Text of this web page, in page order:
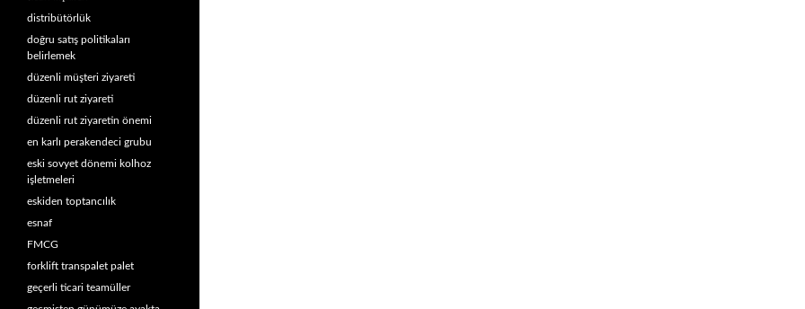
distribütörlük
doğru satış politikaları
belirlemek
düzenli müşteri ziyareti
düzenli rut ziyareti
düzenli rut ziyaretin önemi
en karlı perakendeci grubu
eski sovyet dönemi kolhoz
işletmeleri
eskiden toptancılık
esnaf
FMCG
forklift transpalet palet
geçerli ticari teamüller